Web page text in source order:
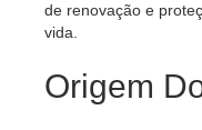
de renovação e
vida.
Origem